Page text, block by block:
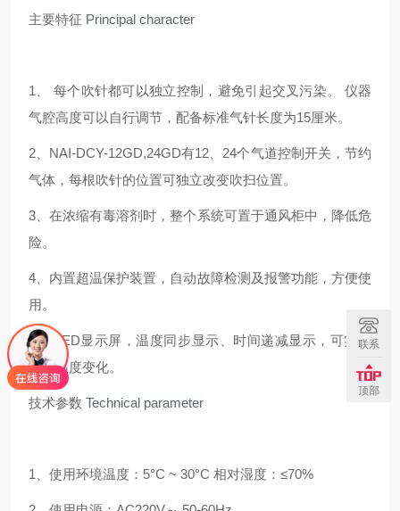
主要特征 Principal character
1、 每个吹针都可以独立控制，避免引起交叉污染。 仪器
气腔高度可以自行调节，配备标准气针长度为15厘米。
2、NAI-DCY-12GD,24GD有12、24个气道控制开关，节约
气体，每根吹针的位置可独立改变吹扫位置。
3、在浓缩有毒溶剂时，整个系统可置于通风柜中，降低危
险。
4、内置超温保护装置，自动故障检测及报警功能，方便使
用。
5、 LED显示屏，温度同步显示、时间递减显示，可实时
观察温度变化。
技术参数 Technical parameter
1、使用环境温度：5°C ~ 30°C 相对湿度：≤70%
联系
顶部